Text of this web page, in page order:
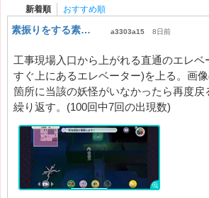
新着順 おすすめ順
素振りをする素振り a3303a15 8日前
工事現場入口から上がれる直通のエレ
すぐ上にあるエレベーター)を上る。画
箇所に当該の妖怪がいなかったら再度戻
繰り返す。(100回中7回の出現数)